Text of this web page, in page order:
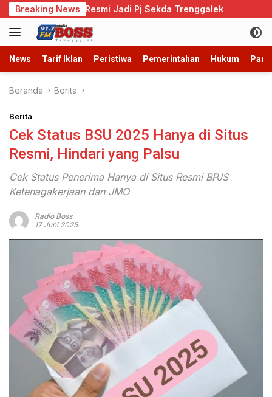
Langsung
ke
konten
Breaking News
Resmi Jadi Pj Sekda Trenggalek Cegah
News Tarif Iklan Peristiwa Pemerintahan Hukum
Beranda Berita
Berita
Cek Status BSU 2025 Hanya di Situs
Resmi, Hindari yang Palsu
Cek Status Penerima Hanya di Situs Resmi BPJS
Ketenagakerjaan dan JMO
Radio Boss
17 Juni 2025